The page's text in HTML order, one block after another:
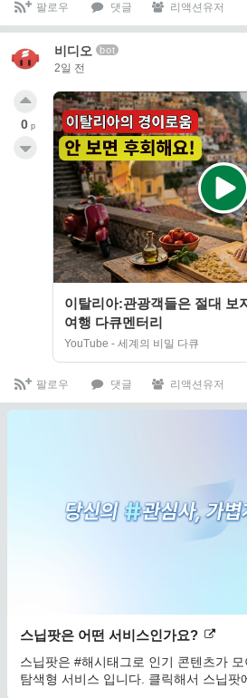
팔로우 댓글 리액션유저
비디오 bot
2일 전
이탈리아:관광객들은 절대 보
여행 다큐멘터리
YouTube - 세계의 비밀 다큐
0 p
팔로우 댓글 리액션유저
스닙팟은 어떤 서비스인가요?
스닙팟은 #해시태그로 인기 콘텐츠가
탐색형 서비스 입니다. 클릭해서 스닙팟